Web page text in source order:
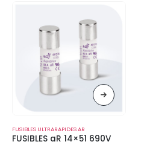
FUSIBLES ULTRARAPIDES AR
FUSIBLES aR 14×51 690V